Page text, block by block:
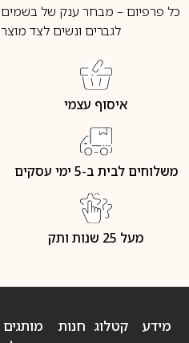
כל פרפיום – מבחר ענק של בשמים
לגברים ונשים לצד
איסוף עצמי
משלוחים לבית ב-5 ימי עסקים
מעל 25 שנות ותק
מידע
חנות
קטלוג
מותגים